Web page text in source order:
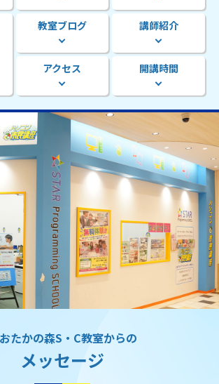
教室ブログ 講師紹介
アクセス 開講時間
たかの森S・C教室からの
メッセージ